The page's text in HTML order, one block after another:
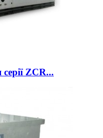
ZCR...